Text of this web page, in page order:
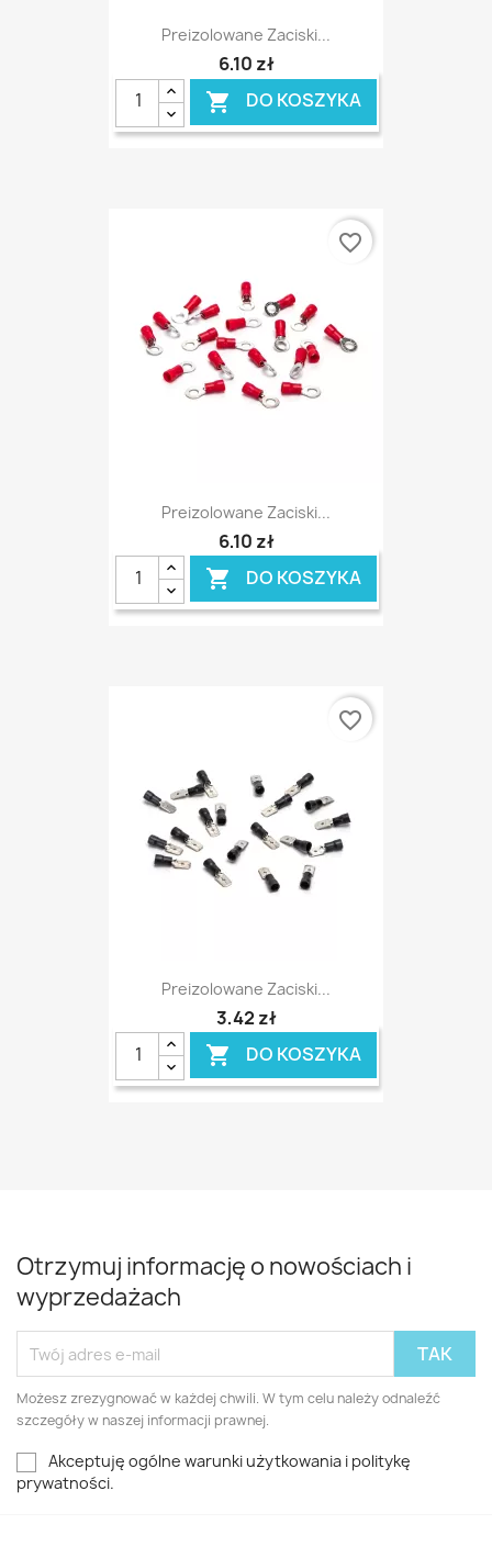
Preizolowane Zaciski...
6,10 zł
 DO KOSZYKA
Preizolowane Zaciski...
6,10 zł
 DO KOSZYKA
favorite_border
Preizolowane Zaciski...
3,42 zł
 DO KOSZYKA
favorite_border
Otrzymuj informację o nowościach i
wyprzedażach
Możesz zrezygnować w każdej chwili. W tym celu należy odnaleźć
szczegóły w naszej informacji prawnej.
Akceptuję ogólne warunki użytkowania i politykę
prywatności.